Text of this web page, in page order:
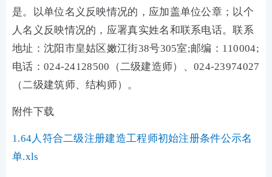
是。以单位名义反映情况的，应加盖单位公章；以个
人名义反映情况的，应署真实姓名和联系电话。联系
地址：沈阳市皇姑区嫩江街38号305室;邮编：110004;
电话：024-24128500（二级建造师）、024-23974027
（二级建筑师、结构师）。
附件下载
1.64人符合二级注册建造工程师初始注册条件公示名
单.xls